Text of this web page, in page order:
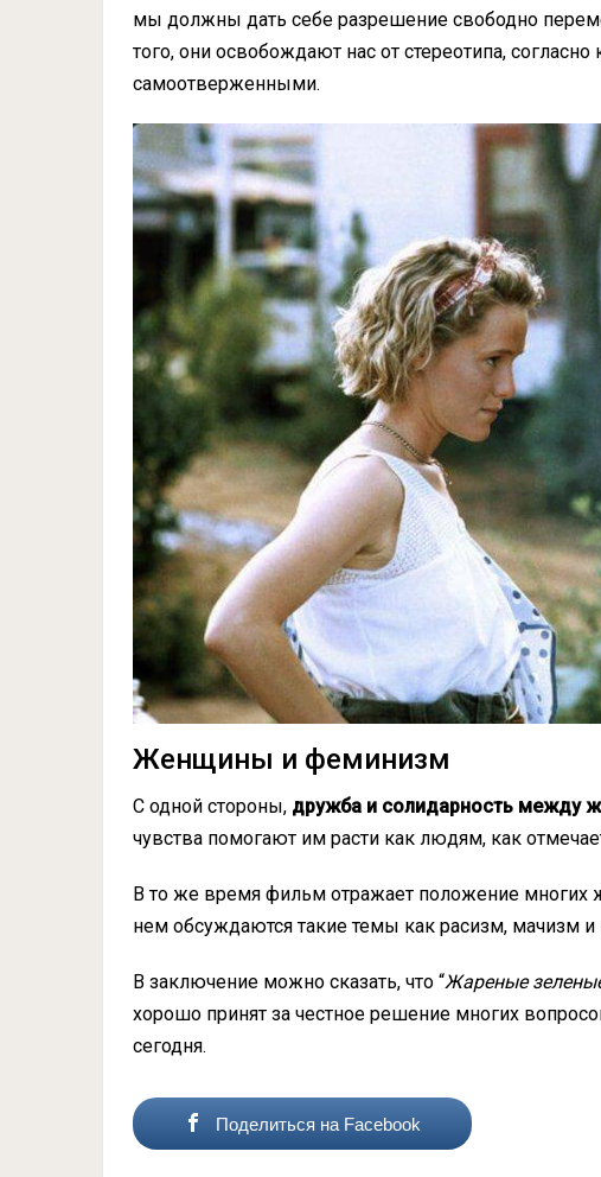
мы должны дать себе разрешение свободно
того, они освобождают нас от стереотипа,
самоотверженными.
Женщины и феминизм
С одной стороны, дружба и солидарность между
чувства помогают им расти как людям, как
В то же время фильм отражает положение
нем обсуждаются такие темы как расизм, мачизм и
В заключение можно сказать, что “Жареные
хорошо принят за честное решение многих
сегодня.
Поделиться на Facebook